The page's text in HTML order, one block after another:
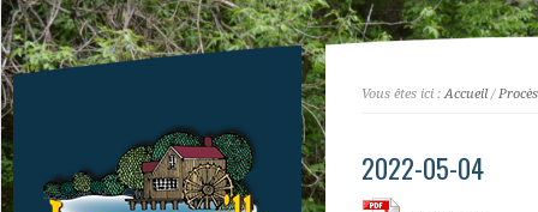
Vous êtes ici :Accueil/
2022-05-04